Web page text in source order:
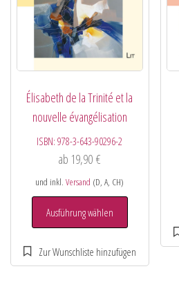
Élisabeth de la Trinité et la
nouvelle évangélisation
ISBN:978-3-643-90296-2
ab 19,90€
und inkl.Versand (D, A, CH)
Ausführung wählen